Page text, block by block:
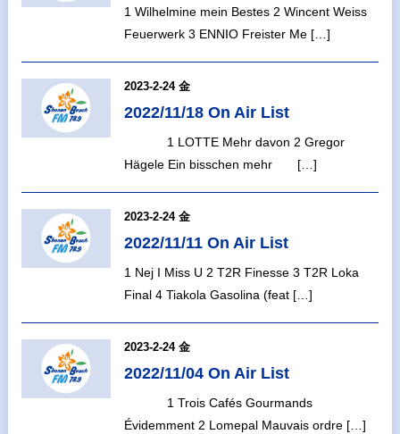
1 Wilhelmine mein Bestes 2 Wincent Weiss
Feuerwerk 3 ENNIO Freister Me […]
2023-2-24 金
2022/11/18 On Air List
1 LOTTE Mehr davon 2 Gregor
Hägele Ein bisschen mehr […]
2023-2-24 金
2022/11/11 On Air List
1 Nej I Miss U 2 T2R Finesse 3 T2R Loka
Final 4 Tiakola Gasolina (feat […]
2023-2-24 金
2022/11/04 On Air List
1 Trois Cafés Gourmands
Évidemment 2 Lomepal Mauvais ordre […]